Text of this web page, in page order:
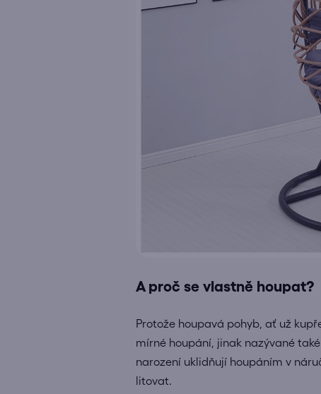
A proč se vlastně houpat?
Protože houpavá pohyb, ať už
mírné houpání, jinak nazývané
narození uklidňují houpáním v
litovat.